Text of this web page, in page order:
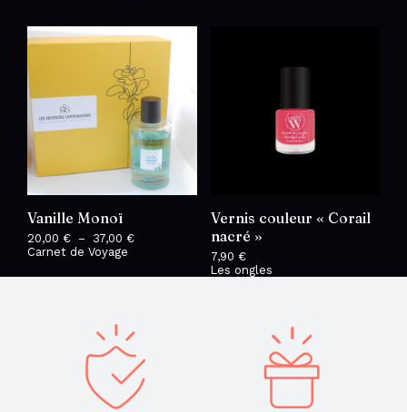
Vanille Monoï
20,00 € – 37,00 €
20,00 €
Carnet de Voyage
Vernis couleur « Corail
nacré »
7,90 €
Les ongles